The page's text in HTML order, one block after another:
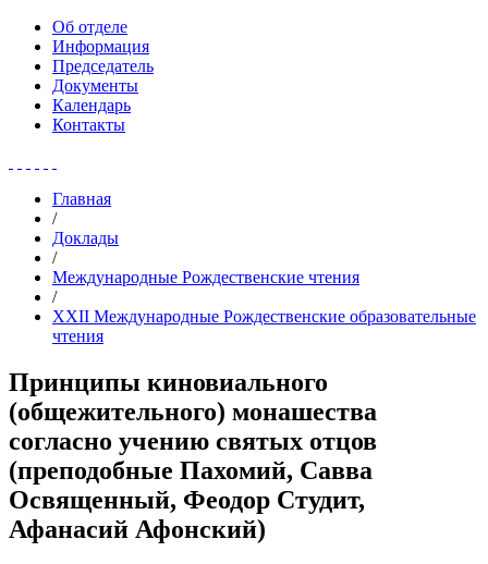
Об отделе
Информация
Председатель
Документы
Календарь
Контакты
Главная
/
Доклады
/
Международные Рождественские чтения
/
XXII Международные Рождественские образовательные
чтения
Принципы киновиального
(общежительного) монашества
согласно учению святых отцов
(преподобные Пахомий, Савва
Освященный, Феодор Студит,
Афанасий Афонский)